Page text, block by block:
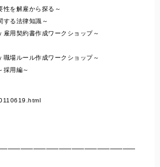
性を解雇から探る～
する法律知識～
雇用契約書作成ワークショップ～
職場ルール作成ワークショップ～
採用編～